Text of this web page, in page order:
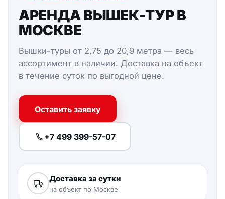
АРЕНДА ВЫШЕК-ТУР В
МОСКВЕ
Вышки-туры от 2,75 до 20,9 метра — весь
ассортимент в наличии. Доставка на объект
в течение суток по выгодной цене.
Оставить заявку
+7 499 399-57-07
Доставка за сутки
на объект по Москве